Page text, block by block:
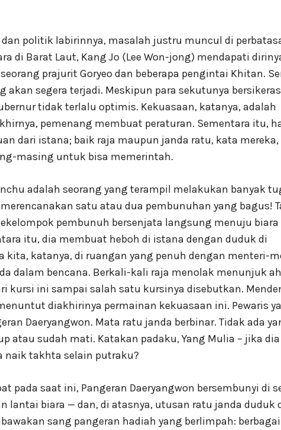
politik labirinnya, masalah justru muncul di
di Barat Laut, Kang Jo (Lee Won-jong) mendapati
prajurit Goryeo dan beberapa pengintai Khitan.
segera terjadi. Meskipun para sekutunya
tidak terlalu optimis. Kekuasaan, katanya, adalah
pemenang membuat peraturan. Sementara itu,
dari istana; baik raja maupun janda ratu, kata
masing untuk bisa memerintah.
adalah seorang yang terampil melakukan banyak
satu atau dua pembunuhan yang bagus!
pembunuh bersenjata langsung menuju biara
itu, dia membuat heboh di istana dengan duduk di
kita, katanya, di ruangan yang penuh dengan menteri-
dalam bencana. Berkali-kali raja menolak menunjuk
kursi ini sampai salah satu kursinya disebutkan.
diakhirinya permainan kekuasaan ini. Pewaris
Daeryangwon. Mata ratu janda berbinar. Tidak ada
atau sudah mati. Katakan padaku, Yang Mulia – jika dia
naik takhta selain putraku?
pada saat ini, Pangeran Daeryangwon bersembunyi di
lantai biara — dan, di atasnya, utusan ratu janda duduk
sang pangeran hadiah yang berlimpah: